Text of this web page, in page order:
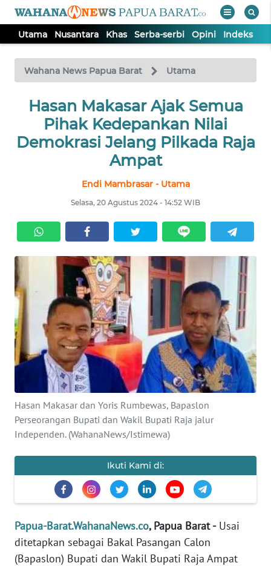
Utama Nusantara Khas Serba-serbi Opini Indeks
Wahana News Papua Barat Utama
Hasan Makasar Ajak Semua
Pihak Kedepankan Nilai
Demokrasi Jelang Pilkada Raja
Ampat
Endi Mambrasar - Utama
Selasa, 20 Agustus 2024 - 14:52 WIB
Hasan Makasar dan Yoris Rumbewas, Bapaslon
Perseorangan Bupati dan Wakil Bupati Raja jalur
Independen. (WahanaNews/Istimewa)
Ikuti Kami di:
Papua-Barat.WahanaNews.co, Papua Barat -Usai
ditetapkan sebagai Bakal Pasangan Calon
(Bapaslon) Bupati dan Wakil Bupati Raja Ampat
TV
Tutup
UTAMA
NUSANTARA
SERBI
OPINI
Informasi
INDEKS
BERITA
KONTAK
KAMI
INFO
IKLAN
KAMI
PEDOMAN
MEDIA
REDAKSI